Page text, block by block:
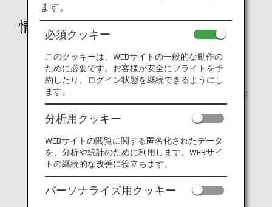
情報提供項目
米国住所：ストリート番号/市町/州/ZIP CODE 必須
電話番号 1：米国滞在時に繋がる第一連絡先（国番号含
む）
E-mail：米国滞在時に使用可能な E-mail アドレス
ます。
必須クッキー
このクッキーは、WEBサイトの一般的な動作の
ために必要です。お客様が安全にフライトを予
約したり、ログイン状態を継続できるようにし
ます。
分析用クッキー
WEBサイトの閲覧に関する匿名化されたデータ
を、分析や統計のために利用します。WEBサイ
トの継続的な改善に役立ちます。
パーソナライズ用クッキー